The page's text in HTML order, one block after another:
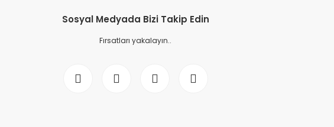
Sosyal Medyada Bizi Takip Edin
Fırsatları yakalayın..